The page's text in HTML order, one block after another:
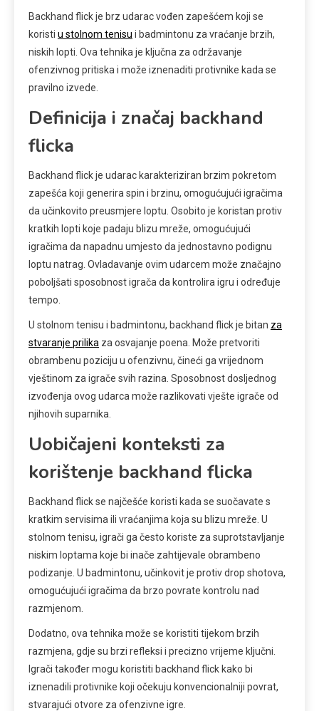
Backhand flick je brz udarac vođen zapešćem koji se
koristi u stolnom tenisu i badmintonu za vraćanje brzih,
niskih lopti. Ova tehnika je ključna za održavanje
ofenzivnog pritiska i može iznenaditi protivnike kada se
pravilno izvede.
Definicija i značaj backhand
flicka
Backhand flick je udarac karakteriziran brzim pokretom
zapešća koji generira spin i brzinu, omogućujući igračima
da učinkovito preusmjere loptu. Osobito je koristan protiv
kratkih lopti koje padaju blizu mreže, omogućujući
igračima da napadnu umjesto da jednostavno podignu
loptu natrag. Ovladavanje ovim udarcem može značajno
poboljšati sposobnost igrača da kontrolira igru i određuje
tempo.
U stolnom tenisu i badmintonu, backhand flick je bitan za
stvaranje prilika za osvajanje poena. Može pretvoriti
obrambenu poziciju u ofenzivnu, čineći ga vrijednom
vještinom za igrače svih razina. Sposobnost dosljednog
izvođenja ovog udarca može razlikovati vješte igrače od
njihovih suparnika.
Uobičajeni konteksti za
korištenje backhand flicka
Backhand flick se najčešće koristi kada se suočavate s
kratkim servisima ili vraćanjima koja su blizu mreže. U
stolnom tenisu, igrači ga često koriste za suprotstavljanje
niskim loptama koje bi inače zahtijevale obrambeno
podizanje. U badmintonu, učinkovit je protiv drop shotova,
omogućujući igračima da brzo povrate kontrolu nad
razmjenom.
Dodatno, ova tehnika može se koristiti tijekom brzih
razmjena, gdje su brzi refleksi i precizno vrijeme ključni.
Igrači također mogu koristiti backhand flick kako bi
iznenadili protivnike koji očekuju konvencionalniji povrat,
stvarajući otvore za ofenzivne igre.